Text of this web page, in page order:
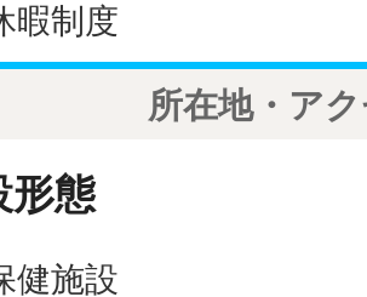
暇制度
所在地・ア
形態
健施設